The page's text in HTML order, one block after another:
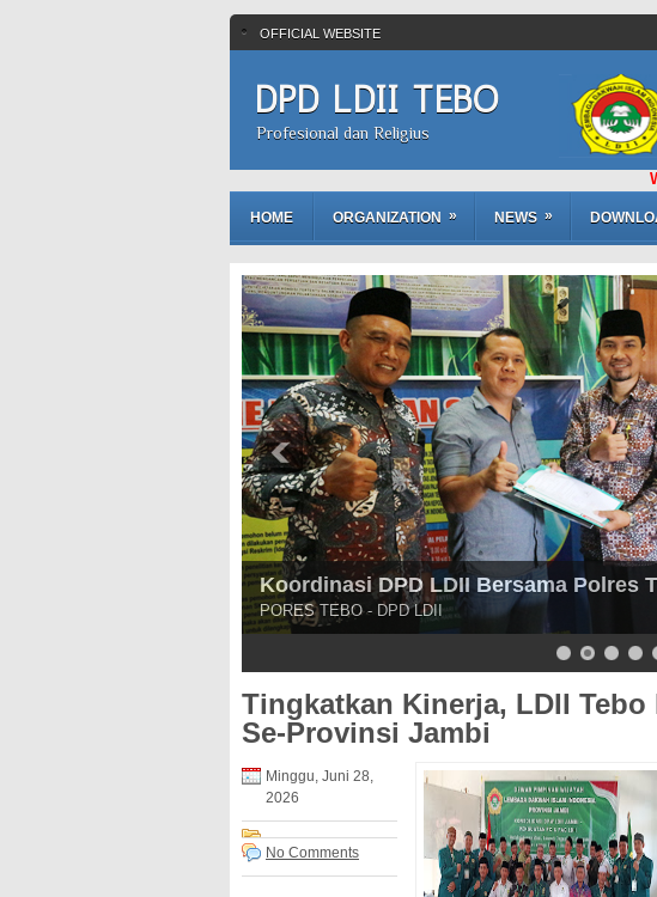
OFFICIAL WEBSITE
DPD LDII TEBO
Profesional dan Religius
WELCOME
HOME ORGANIZATION » NEWS »
Kakan Kesbangpol Tebo Sugiarto, SP
Pererat Silaturahim
Kakan Kesbangpol Bersama Ketua - Pembina DPD LDII
Tingkatkan Kinerja, LDII
Se-Provinsi Jambi
Minggu, Juni 28,
2026
No Comments